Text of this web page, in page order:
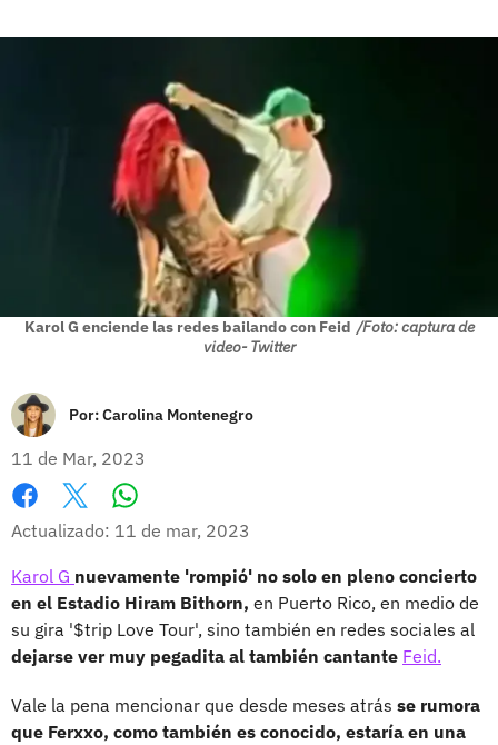
Karol G enciende las redes bailando con Feid /Foto: captura de
video- Twitter
Por:Carolina Montenegro
11 de Mar, 2023
Facebook
X
Actualizado: 11 de mar, 2023
Karol G nuevamente 'rompió' no solo en pleno concierto
en el Estadio Hiram Bithorn, en Puerto Rico, en medio de
su gira '$trip Love Tour', sino también en redes sociales al
dejarse ver muy pegadita al también cantante Feid.
Vale la pena mencionar que desde meses atrás se rumora
que Ferxxo, como también es conocido, estaría en una